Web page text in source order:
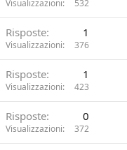
Visualizzazioni 532
Risposte 1
Visualizzazioni 376
Risposte 1
Visualizzazioni 423
Risposte 0
Visualizzazioni 372